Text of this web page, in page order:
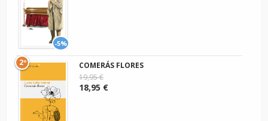
-5%
2º
COMERÁS FLORES
19,95 €
18,95 €